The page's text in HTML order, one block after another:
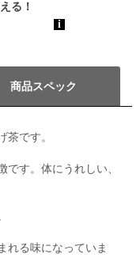
商品スペック
です。
す。体にうれしい、
れる味になっていま